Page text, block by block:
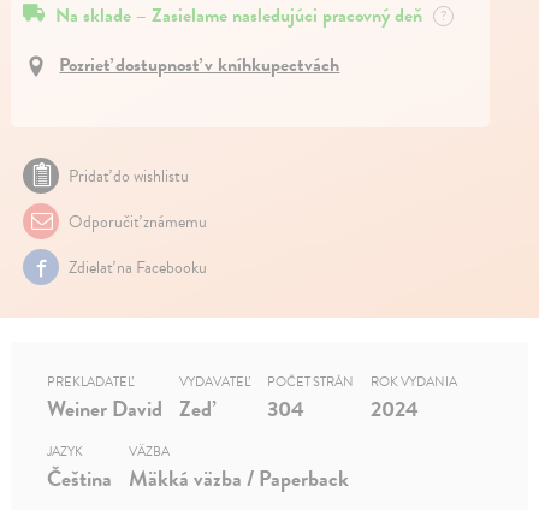
Na sklade – Zasielame nasledujúci pracovný deň ?
Pozrieť dostupnosť v kníhkupectvách
Pridať do wishlistu
Odporučiť známemu
Zdielať na Facebooku
PREKLADATEĽ
Weiner David
VYDAVATEĽ
Zeď
POČET STRÁN
304
ROK VYDANIA
2024
JAZYK
Čeština
VÄZBA
Mäkká väzba / Paperback